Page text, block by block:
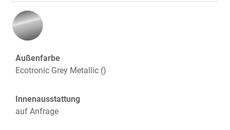
Außenfarbe
Ecotronic Grey Metallic ()
Innenausstattung
auf Anfrage